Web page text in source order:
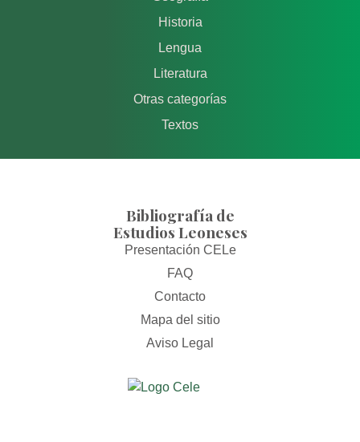
Historia
Lengua
Literatura
Otras categorías
Textos
Bibliografía de
Estudios Leoneses
Presentación CELe
FAQ
Contacto
Mapa del sitio
Aviso Legal